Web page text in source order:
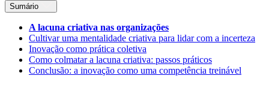
Sumário
A lacuna criativa nas organizações
Cultivar uma mentalidade criativa para lidar com a incerteza
Inovação como prática coletiva
Como colmatar a lacuna criativa: passos práticos
Conclusão: a inovação como uma competência treinável